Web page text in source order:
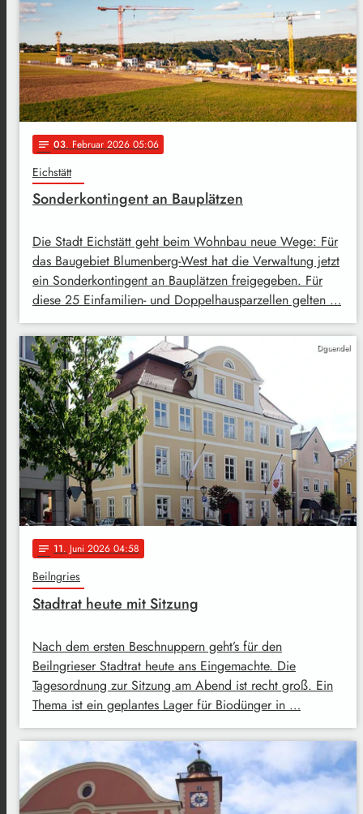
notes 03. Februar 2026 05:06
Eichstätt
Sonderkontingent an Bauplätzen
Die Stadt Eichstätt geht beim Wohnbau neue Wege: Für
das Baugebiet Blumenberg-West hat die Verwaltung jetzt
ein Sonderkontingent an Bauplätzen freigegeben. Für
diese 25 Einfamilien- und Doppelhausparzellen gelten …
Dguendel
notes 11. Juni 2026 04:58
Beilngries
Stadtrat heute mit Sitzung
Nach dem ersten Beschnuppern geht’s für den
Beilngrieser Stadtrat heute ans Eingemachte. Die
Tagesordnung zur Sitzung am Abend ist recht groß. Ein
Thema ist ein geplantes Lager für Biodünger in …